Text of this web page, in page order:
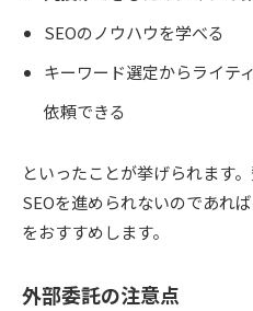
SEOのノウハウを学べる
キーワード選定からライテ
依頼できる
といったことが挙げられます
SEOを進められないのであれ
をおすすめします。
外部委託の注意点